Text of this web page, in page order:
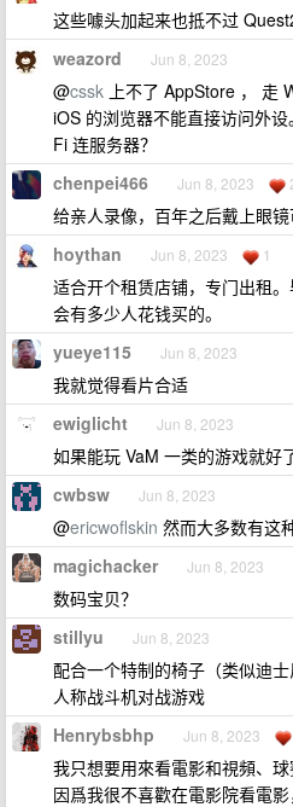
这些噱头加起来也抵不过
weazord Jun 8, 2023
@cssk 上不了 AppStore ， 走
iOS 的浏览器不能直接访问外
Fi 连服务器？
chenpei466 Jun 8, 2023
给亲人录像，百年之后戴上眼
hoythan Jun 8, 2023 1
适合开个租赁店铺，专门出租
会有多少人花钱买的。
yueye115 Jun 8, 2023
我就觉得看片合适
ewiglicht Jun 8, 2023
如果能玩 VaM 一类的游戏就好
cwbsw Jun 8, 2023
@ericwoflskin 然而大多数有这
magichacker Jun 8, 2023
数码宝贝？
stillyu Jun 8, 2023
配合一个特制的椅子（类似迪
人称战斗机对战游戏
Henrybsbhp Jun 8, 2023
我只想要用來看電影和視頻、
因爲我很不喜歡在電影院看電